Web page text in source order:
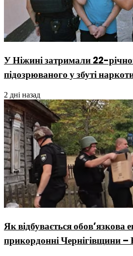
У Ніжині затримали 22-
підозрюваного у збуті
2 дні назад
Як відбувається обов’язкова
прикордонні Чернігівщини –